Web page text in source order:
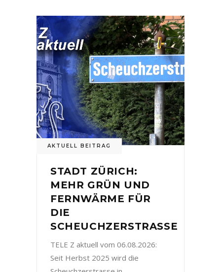
AKTUELL BEITRAG
STADT ZÜRICH:
MEHR GRÜN UND
FERNWÄRME FÜR
DIE
SCHEUCHZERSTRASSE
TELE Z aktuell vom 06.08.2026:
Seit Herbst 2025 wird die